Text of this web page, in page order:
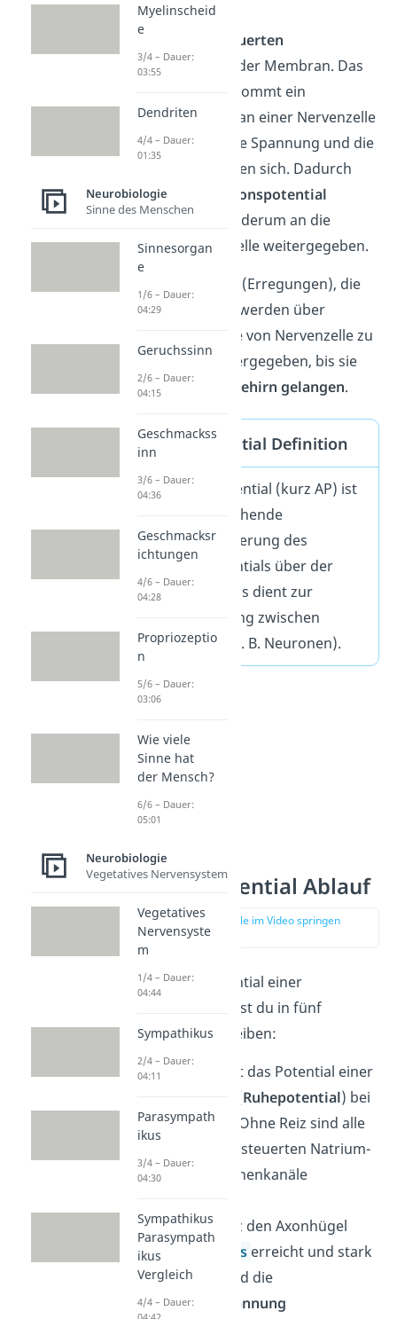
Schließen von
spannungsgesteuerten
Ionenkanälen
in der Membran. Das
funktioniert so: Kommt ein
elektrischer Reiz an einer Nervenzelle
an, ändert sich die Spannung und die
Ionenkanäle öffnen sich. Dadurch
lösen sie ein
Aktionspotential
aus. Das wird wiederum an die
nächste Nervenzelle weitergegeben.
(Erregungen), die
du wahrnimmst, werden über
Aktionspotentiale von Nervenzelle zu
Nervenzelle weitergegeben, bis sie
schließlich
zum Gehirn gelangen.
Aktionspotential Definition
Ein Aktionspotential (kurz AP) ist
eine vorübergehende
Spannungsänderung des
Membranpotentials über der
Zellmembran. Es dient zur
Reizweiterleitung zwischen
Nervenzellen (z. B. Neuronen).
Aktionspotential Ablauf
zur Stelle im Video springen
(01:10)
Das Aktionspotential einer
Nervenzelle kannst du in fünf
Schritten beschreiben:
Zunächst liegt das Potential einer
Zelle in Ruhe (Ruhepotential) bei
etwa -70 mV. Ohne Reiz sind alle
spannungsgesteuerten Natrium-
und Kaliumionenkanäle
Wenn ein Reiz den Axonhügel
eines Neurons erreicht und stark
genug ist, wird die
Schwellenspannung
Myelinscheid
e
3/4 – Dauer:
03:55
Dendriten
4/4 – Dauer:
01:35
Neurobiologie
Sinne des Menschen
Sinnesorgan
e
1/6 – Dauer:
04:29
Geruchssinn
2/6 – Dauer:
04:15
Geschmackss
inn
3/6 – Dauer:
04:36
Geschmacksr
ichtungen
4/6 – Dauer:
04:28
Propriozeptio
n
5/6 – Dauer:
03:06
Wie viele
Sinne hat
der Mensch?
6/6 – Dauer:
05:01
Neurobiologie
Vegetatives Nervensystem
Vegetatives
Nervensyste
m
1/4 – Dauer:
04:44
Sympathikus
2/4 – Dauer:
04:11
Parasympath
ikus
3/4 – Dauer:
04:30
Sympathikus
Parasympath
ikus
Vergleich
4/4 – Dauer: